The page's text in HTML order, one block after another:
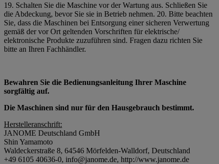
19. Schalten Sie die Maschine vor der Wartung aus. Schließen Sie
die Abdeckung, bevor Sie sie in Betrieb nehmen. 20. Bitte beachten
Sie, dass die Maschinen bei Entsorgung einer sicheren Verwertung
gemäß der vor Ort geltenden Vorschriften für elektrische/
elektronische Produkte zuzuführen sind. Fragen dazu richten Sie
bitte an Ihren Fachhändler.
Bewahren Sie die Bedienungsanleitung Ihrer Maschine
sorgfältig auf.
Die Maschinen sind nur für den Hausgebrauch bestimmt.
Herstelleranschrift:
JANOME Deutschland GmbH
Shin Yamamoto
Waldeckerstraße 8, 64546 Mörfelden-Walldorf, Deutschland
+49 6105 40636-0, info@janome.de, http://www.janome.de